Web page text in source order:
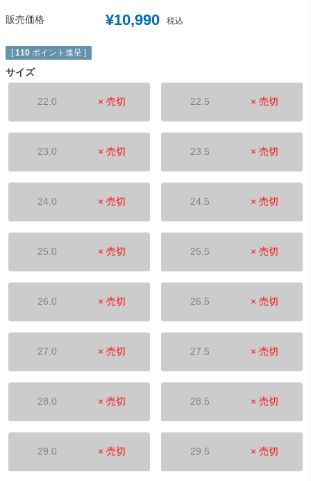
販売価格 ¥10,990 税込
[ 110 ポイント進呈 ]
サイズ
22.0 × 売切 22.5 × 売切
23.0 × 売切 23.5 × 売切
24.0 × 売切 24.5 × 売切
25.0 × 売切 25.5 × 売切
26.0 × 売切 26.5 × 売切
27.0 × 売切 27.5 × 売切
28.0 × 売切 28.5 × 売切
29.0 × 売切 29.5 × 売切